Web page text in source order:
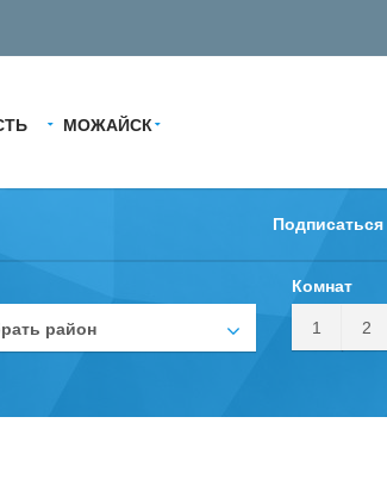
МОЖАЙСК
Подписаться
район
Комнат
1 2